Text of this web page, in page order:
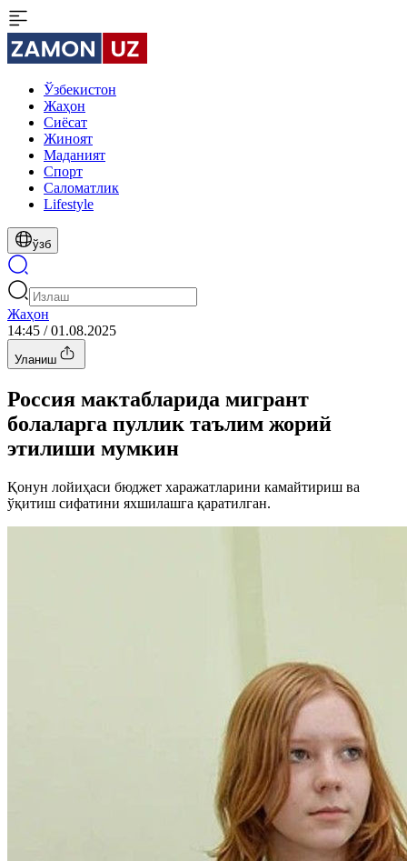
Ўзбекистон
Жаҳон
Сиёсат
Жиноят
Маданият
Спорт
Cаломатлик
Lifestyle
ўзб
Жаҳон
14:45 / 01.08.2025
Уланиш
Россия мактабларида мигрант
болаларга пуллик таълим жорий
этилиши мумкин
Қонун лойиҳаси бюджет харажатларини камайтириш ва
ўқитиш сифатини яхшилашга қаратилган.